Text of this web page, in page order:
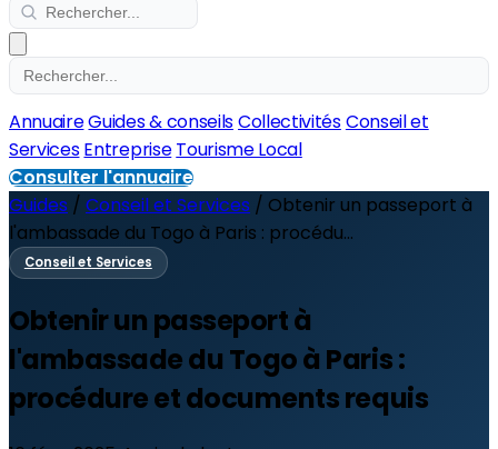
AnnuaireGuides & conseilsCollectivitésConseil et
ServicesEntreprise Tourisme Local
Consulter l'annuaire
Guides / Conseil et Services / Obtenir un passeport à
l'ambassade du Togo à Paris : procédu...
Conseil et Services
Obtenir un passeport à
l'ambassade du Togo à Paris :
procédure et documents requis